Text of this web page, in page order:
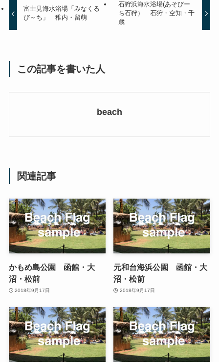
富士見海水浴場「みなくる
び～ち」 稚内・留萌
石狩浜海水浴場(あそびー
ち石狩） 石狩・空知・千
歳
この記事を書いた人
beach
関連記事
かもめ島公園 函館・大
沼・松前
2018年9月17日
元和台海浜公園 函館・大
沼・松前
2018年9月17日